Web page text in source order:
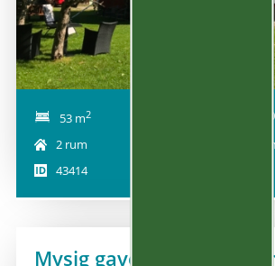
53 m2
2026-10-
2 rum
5 895
43414
Mysig gavelradhus-tvåa